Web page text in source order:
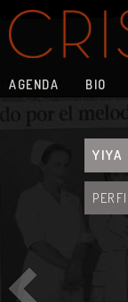
AGENDA BIO
YIYA